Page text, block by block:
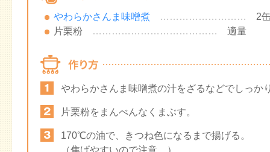
やわらかさんま味噌煮 ………………………
2
片栗粉
………………………………… 適量
やわらかさんま味噌煮の汁をざるなどでしっか
片栗粉をまんべんなくまぶす。
170℃の油で、きつね色になるまで揚げる。
（焦げやすいので注意。）